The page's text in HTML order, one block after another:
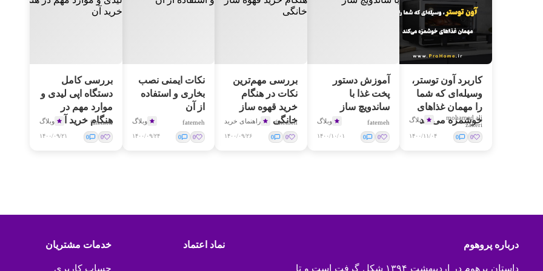
کاربرد آون توستر،
وسیله‌ای که شما
را مهمان غذاهای
خوشمزه می‌کند
mohamad ali
zakeri
وبلاگ
0
0 ۱۴۰۰/۱۱/۰۴
آموزش دستور
پخت غذا با
ساندویچ ساز
fatemeh وبلاگ
0
0 ۱۴۰۰/۱۰/۰۱
بررسی مهم‌ترین
نکات در هنگام
خرید قهوه ساز
خانگی
fatemeh راهنمای خرید
0
0 ۱۴۰۰/۰۹/۲۶
نکات ایمنی نصب
بخاری و استفاده
از آن
fatemeh وبلاگ
0
0 ۱۴۰۰/۰۹/۲۴
بررسی کامل
دستگاه اپی لیدی و
موارد مهم در
هنگام خرید آن
fatemeh وبلاگ
0
0 ۱۴۰۰/۰۹/۲۱
درباره پروهوم
داستان پرهوم در اردیبهشت ۱۳۹۴ شکل گرفت است و تا
نماد اعتماد خدمات مشتریان
حساب کاربری